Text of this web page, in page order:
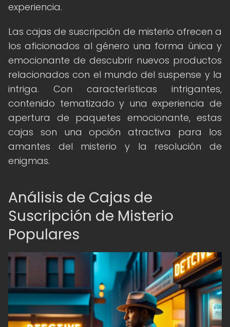
experiencia.
Las cajas de suscripción de misterio ofrecen a
los aficionados al género una forma única y
emocionante de descubrir nuevos productos
relacionados con el mundo del suspense y la
intriga. Con características intrigantes,
contenido tematizado y una experiencia de
apertura de paquetes emocionante, estas
cajas son una opción atractiva para los
amantes del misterio y la resolución de
enigmas.
Análisis de Cajas de
Suscripción de Misterio
Populares